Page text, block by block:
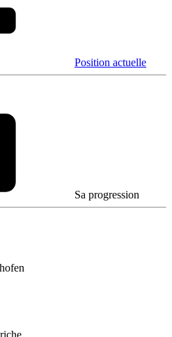
Position actuelle
Sa progression